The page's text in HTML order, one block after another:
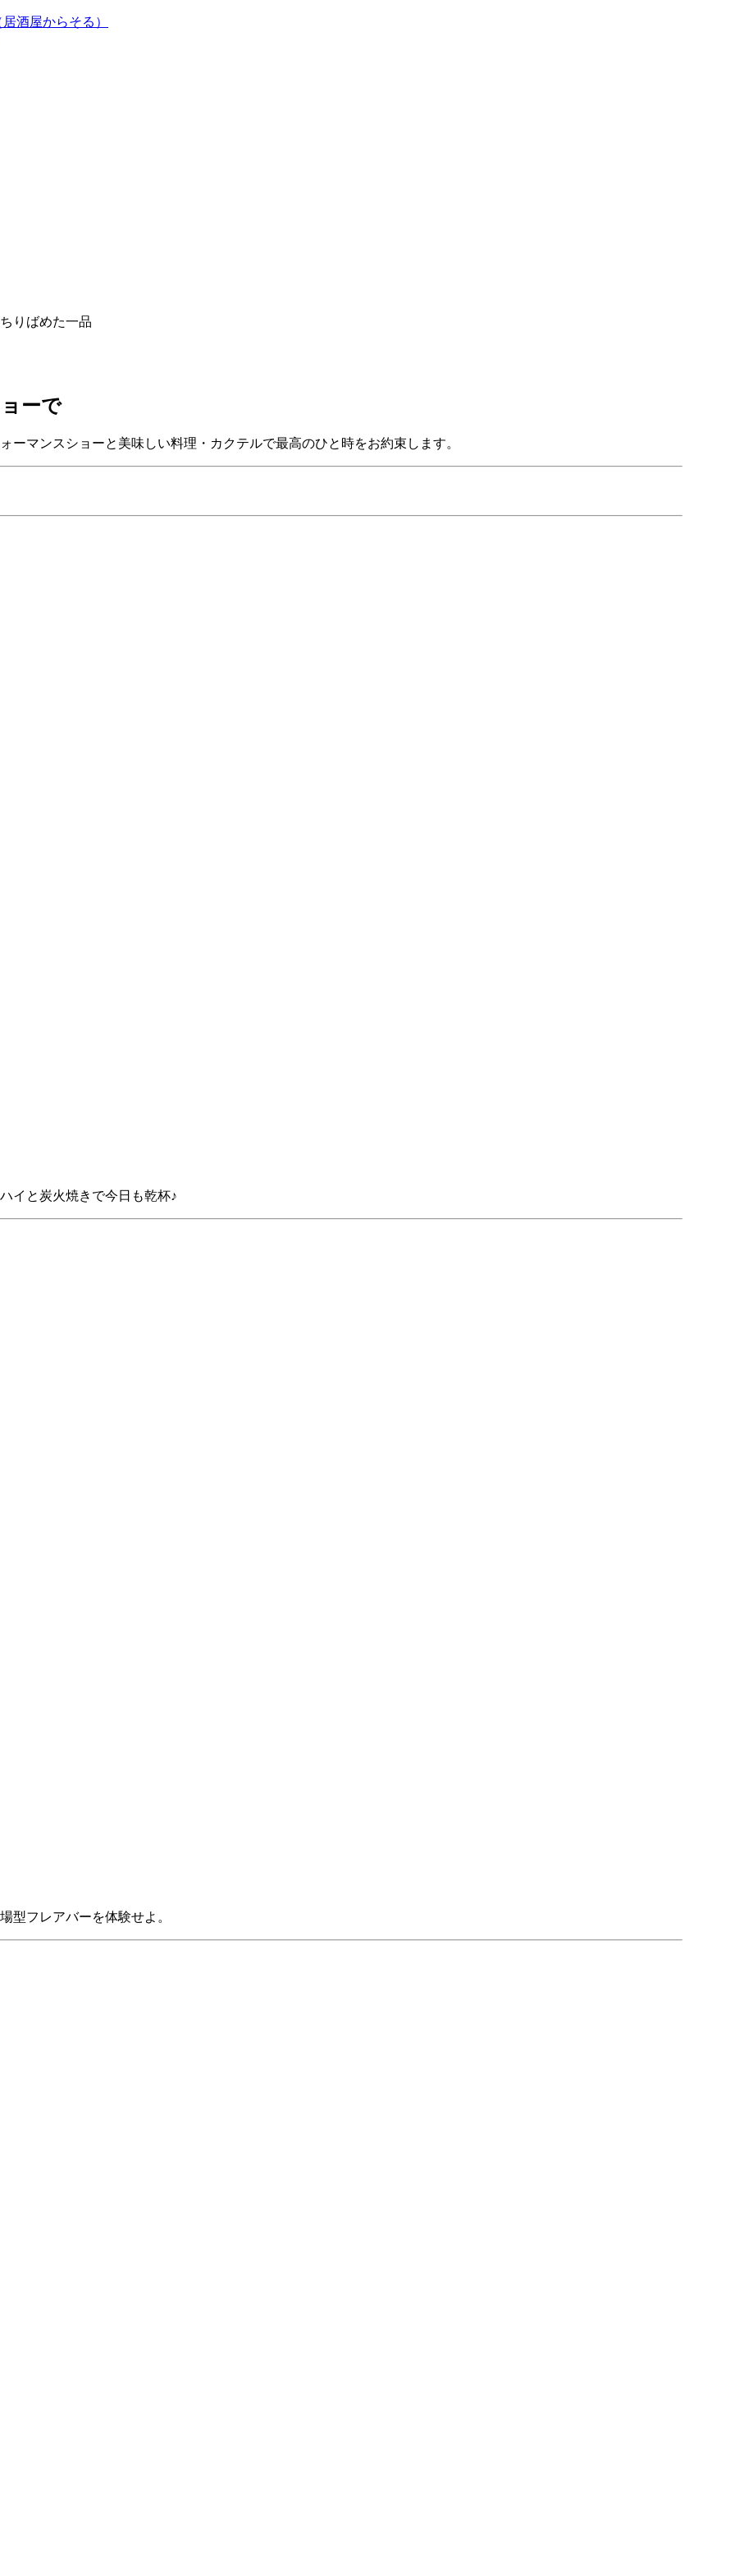
酒屋からそる）
りばめた一品
ーで
ーマンスショーと美味しい料理・カクテルで最高のひと時をお約束します。
イと炭火焼きで今日も乾杯♪
型フレアバーを体験せよ。